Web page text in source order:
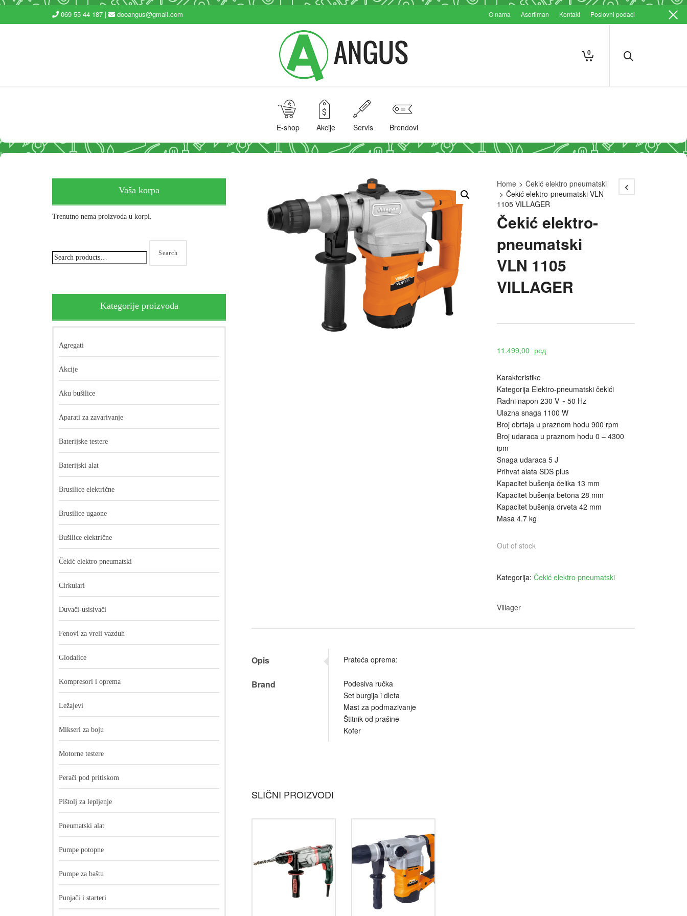
069 55 44 187 | dooangus@gmail.com O nama Asortiman Kontakt Poslovni podaci
0
E-shop Akcije Servis Brendovi
Home > Čekić elektro pneumatski
> Čekić elektro-pneumatski VLN
1105 VILLAGER
Čekić elektro-
pneumatski
VLN 1105
VILLAGER
11.499,00 рсд
Karakteristike
Kategorija Elektro-pneumatski čekići
Radni napon 230 V ~ 50 Hz
Ulazna snaga 1100 W
Broj obrtaja u praznom hodu 900 rpm
Broj udaraca u praznom hodu 0 – 4300
ipm
Snaga udaraca 5 J
Prihvat alata SDS plus
Kapacitet bušenja čelika 13 mm
Kapacitet bušenja betona 28 mm
Kapacitet bušenja drveta 42 mm
Masa 4.7 kg
Out of stock
Kategorija: Čekić elektro pneumatski
Villager
Opis
Brand
Prateća oprema:
Podesiva ručka
Set burgija i dleta
Mast za podmazivanje
Štitnik od prašine
Kofer
SLIČNI PROIZVODI
Vaša korpa
Trenutno nema proizvoda u korpi.
Search
Kategorije proizvoda
Agregati
Akcije
Aku bušilice
Aparati za zavarivanje
Baterijske testere
Baterijski alat
Brusilice električne
Brusilice ugaone
Bušilice električne
Čekić elektro pneumatski
Cirkulari
Duvači-usisivači
Fenovi za vreli vazduh
Glodalice
Kompresori i oprema
Ležajevi
Mikseri za boju
Motorne testere
Perači pod pritiskom
Pištolj za lepljenje
Pneumatski alat
Pumpe potopne
Pumpe za baštu
Punjači i starteri